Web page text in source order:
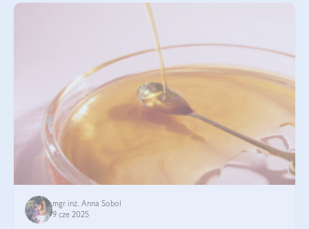
mgr inż. Anna Sobol
9 cze 2025